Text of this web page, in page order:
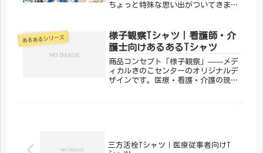
ちょっと特殊な思い出がついてきま
会あるある」を8つ集めてみました。
①よりによって花火大会の日に夜勤が
当た...
あるあるシリーズ
様子観察Tシャツ｜看護師・介
護士向けあるあるTシャツ
商品コンセプト「様子観察」——メデ
ィカルきのこセンターのオリジナルデ
ザインです。医療・看護・介護の現場
三方活栓Tシャツ｜医療従事者向けT